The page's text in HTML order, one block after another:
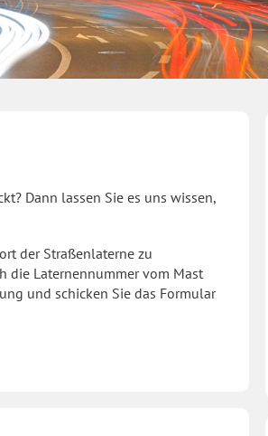
Dann lassen Sie es uns wissen,
der Straßenlaterne zu
die Laternennummer vom Mast
und schicken Sie das Formular